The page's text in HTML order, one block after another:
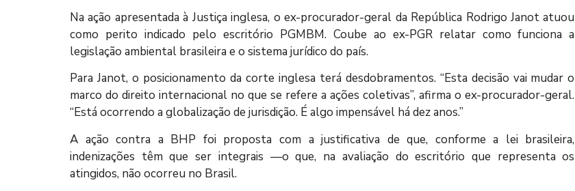
Na ação apresentada à Justiça inglesa, o ex-procurador-geral da República Rodrigo Janot atuou
como perito indicado pelo escritório PGMBM. Coube ao ex-PGR relatar como funciona a
legislação ambiental brasileira e o sistema jurídico do país.
Para Janot, o posicionamento da corte inglesa terá desdobramentos. “Esta decisão vai mudar o
marco do direito internacional no que se refere a ações coletivas”, afirma o ex-procurador-geral.
“Está ocorrendo a globalização de jurisdição. É algo impensável há dez anos.”
A ação contra a BHP foi proposta com a justificativa de que, conforme a lei brasileira,
indenizações têm que ser integrais —o que, na avaliação do escritório que representa os
atingidos, não ocorreu no Brasil.